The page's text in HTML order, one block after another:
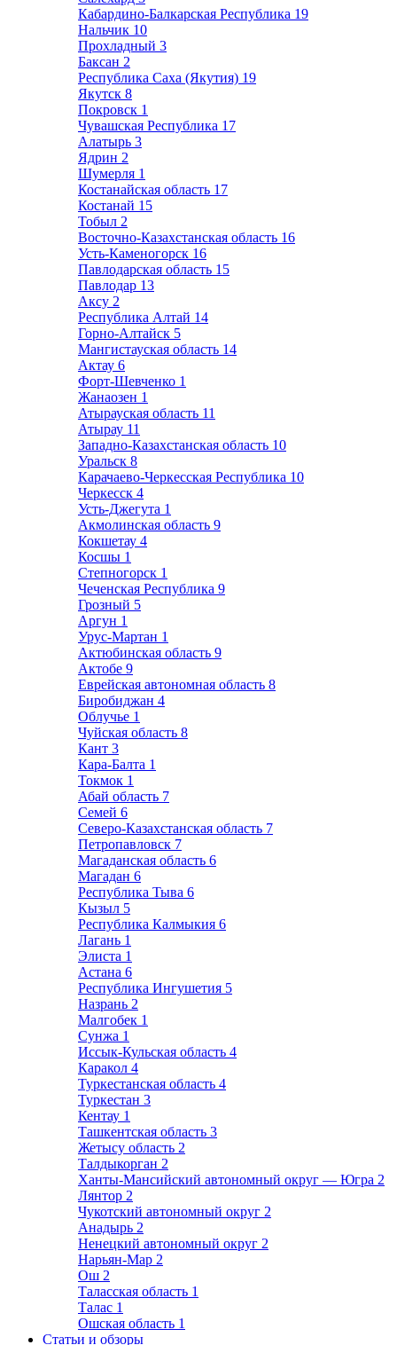
Кабардино-Балкарская Республика 19
Нальчик 10
Прохладный 3
Баксан 2
Республика Саха (Якутия) 19
Якутск 8
Покровск 1
Чувашская Республика 17
Алатырь 3
Ядрин 2
Шумерля 1
Костанайская область 17
Костанай 15
Тобыл 2
Восточно-Казахстанская область 16
Усть-Каменогорск 16
Павлодарская область 15
Павлодар 13
Аксу 2
Республика Алтай 14
Горно-Алтайск 5
Мангистауская область 14
Актау 6
Форт-Шевченко 1
Жанаозен 1
Атырауская область 11
Атырау 11
Западно-Казахстанская область 10
Уральск 8
Карачаево-Черкесская Республика 10
Черкесск 4
Усть-Джегута 1
Акмолинская область 9
Кокшетау 4
Косшы 1
Степногорск 1
Чеченская Республика 9
Грозный 5
Аргун 1
Урус-Мартан 1
Актюбинская область 9
Актобе 9
Еврейская автономная область 8
Биробиджан 4
Облучье 1
Чуйская область 8
Кант 3
Кара-Балта 1
Токмок 1
Абай область 7
Семей 6
Северо-Казахстанская область 7
Петропавловск 7
Магаданская область 6
Магадан 6
Республика Тыва 6
Кызыл 5
Республика Калмыкия 6
Лагань 1
Элиста 1
Астана 6
Республика Ингушетия 5
Назрань 2
Малгобек 1
Сунжа 1
Иссык-Кульская область 4
Каракол 4
Туркестанская область 4
Туркестан 3
Кентау 1
Ташкентская область 3
Жетысу область 2
Талдыкорган 2
Ханты-Мансийский автономный округ — Югра 2
Лянтор 2
Чукотский автономный округ 2
Анадырь 2
Ненецкий автономный округ 2
Нарьян-Мар 2
Ош 2
Таласская область 1
Талас 1
Ошская область 1
Статьи и обзоры